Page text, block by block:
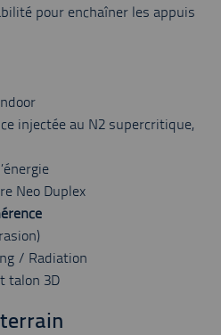
pour enchaîner les appuis
injectée au N2 supercritique,
Neo Duplex
/ Radiation
talon 3D